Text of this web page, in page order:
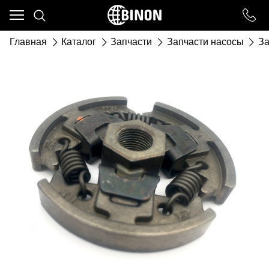
Главная Каталог Запчасти Запчасти насосы
Ваш город - ст. Каневская,
угадали?
ДА НЕТ